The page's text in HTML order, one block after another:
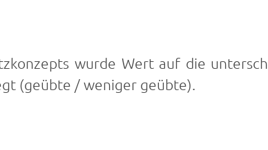
wurde Wert auf die
(geübte / weniger geübte).